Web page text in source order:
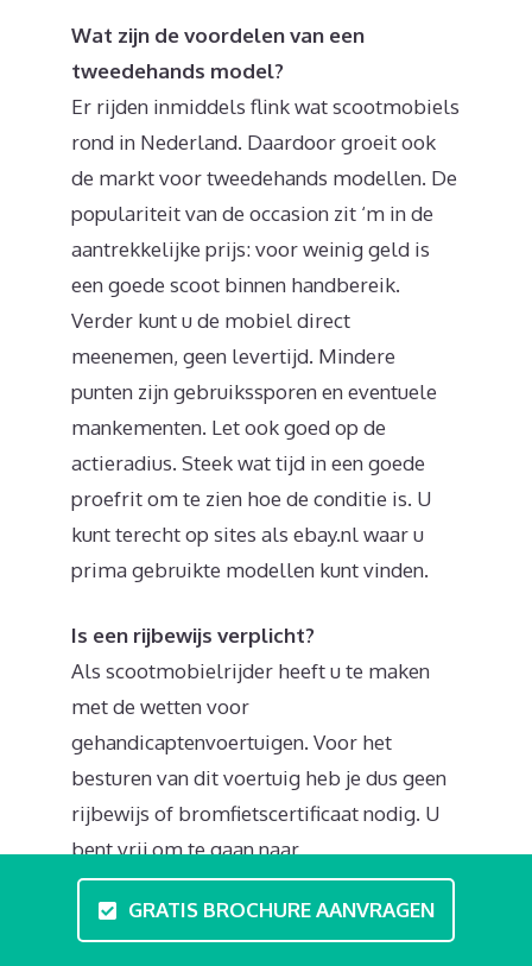
Wat zijn de voordelen van een
tweedehands model?
Er rijden inmiddels flink wat scootmobiels
rond in Nederland. Daardoor groeit ook
de markt voor tweedehands modellen. De
populariteit van de occasion zit ‘m in de
aantrekkelijke prijs: voor weinig geld is
een goede scoot binnen handbereik.
Verder kunt u de mobiel direct
meenemen, geen levertijd. Mindere
punten zijn gebruikssporen en eventuele
mankementen. Let ook goed op de
actieradius. Steek wat tijd in een goede
proefrit om te zien hoe de conditie is. U
kunt terecht op sites als ebay.nl waar u
prima gebruikte modellen kunt vinden.
Is een rijbewijs verplicht?
Als scootmobielrijder heeft u te maken
met de wetten voor
gehandicaptenvoertuigen. Voor het
besturen van dit voertuig heb je dus geen
rijbewijs of bromfietscertificaat nodig. U
bent vrij om te gaan naar
rijvaardigheidscursussen en theorielessen.
In professionele scootmobieltrainingen in
GRATIS BROCHURE AANVRAGEN